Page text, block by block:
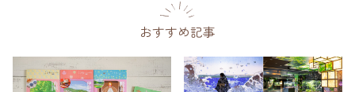
おすすめ記事